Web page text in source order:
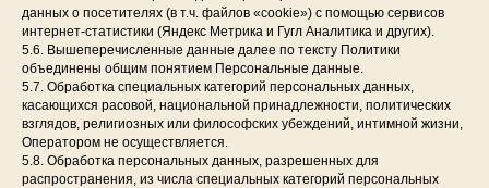
данных о посетителях (в т.ч. файлов «cookie») с помощью сервисов
интернет-статистики (Яндекс Метрика и Гугл Аналитика и других).
5.6. Вышеперечисленные данные далее по тексту Политики
объединены общим понятием Персональные данные.
5.7. Обработка специальных категорий персональных данных,
касающихся расовой, национальной принадлежности, политических
взглядов, религиозных или философских убеждений, интимной жизни,
Оператором не осуществляется.
5.8. Обработка персональных данных, разрешенных для
распространения, из числа специальных категорий персональных